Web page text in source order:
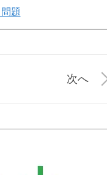
題
次へ